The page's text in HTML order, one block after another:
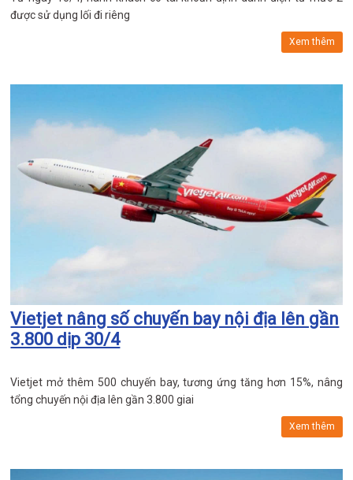
được sử dụng lối đi riêng
Xem thêm
Vietjet nâng số chuyến bay nội địa lên gần
3.800 dịp 30/4
Vietjet mở thêm 500 chuyến bay, tương ứng tăng hơn 15%, nâng
tổng chuyến nội địa lên gần 3.800 giai
Xem thêm